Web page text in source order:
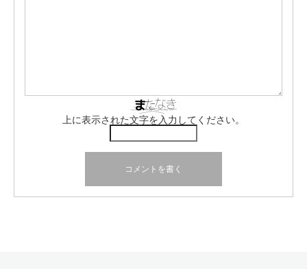
上に表示された文字を入力してください。